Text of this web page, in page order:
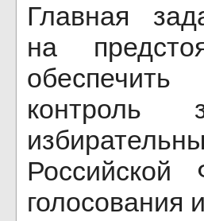
Главная
на
контроль
Российской
голосования